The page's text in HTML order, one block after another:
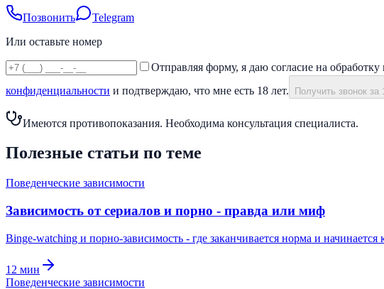
Позвонить
Telegram
Или оставьте номер
Отправляя форму, я даю согласие на
конфиденциальности и подтверждаю, что мне есть 18 лет. Получить звонок за
Имеются противопоказания. Необходима консультация специалиста.
Полезные статьи по теме
Поведенческие зависимости
Зависимость от сериалов и порно - правда или миф
Binge-watching и порно-зависимость - где заканчивается норма и
12 мин
Поведенческие зависимости